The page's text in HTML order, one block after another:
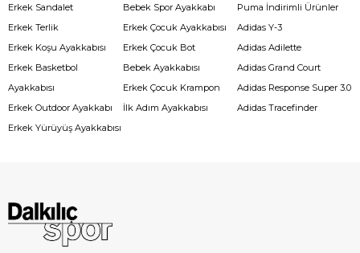
Erkek Sandalet
Erkek Terlik
Erkek Koşu Ayakkabısı
Erkek Basketbol
Ayakkabısı
Erkek Outdoor Ayakkabı
Erkek Yürüyüş Ayakkabısı
Bebek Spor Ayakkabı
Erkek Çocuk Ayakkabısı
Erkek Çocuk Bot
Bebek Ayakkabısı
Erkek Çocuk Krampon
İlk Adım Ayakkabısı
Puma İndirimli Ürünler
Adidas Y-3
Adidas Adilette
Adidas Grand Court
Adidas Response Super 3.0
Adidas Tracefinder